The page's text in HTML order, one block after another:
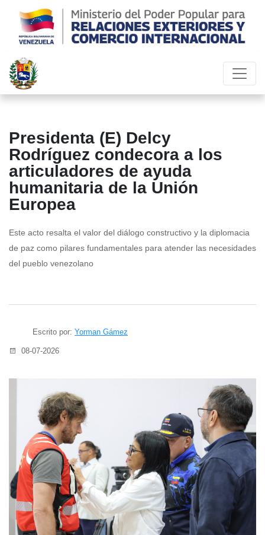
Presidenta (E) Delcy
Rodríguez condecora a los
articuladores de ayuda
humanitaria de la Unión
Europea
Este acto resalta el valor del diálogo constructivo y la diplomacia
de paz como pilares fundamentales para atender las necesidades
del pueblo venezolano
Escrito por: Yorman Gámez
08-07-2026